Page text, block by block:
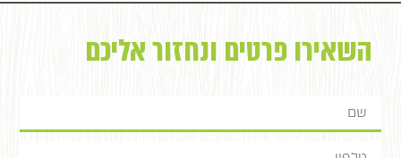
השאירו פרטים ונחזור אליכם